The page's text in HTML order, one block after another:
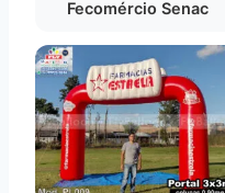
Fecomércio Senac